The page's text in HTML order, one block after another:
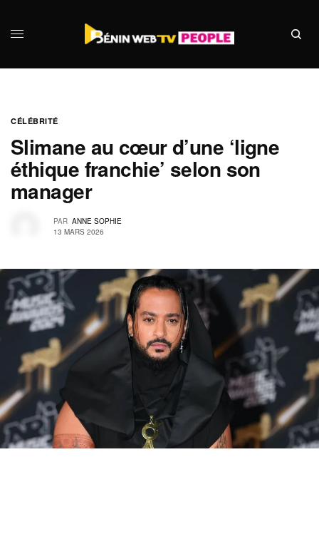
CÉLÉBRITÉ
Slimane au cœur d’une ‘ligne
éthique franchie’ selon son
manager
PAR ANNE SOPHIE
13 MARS 2026